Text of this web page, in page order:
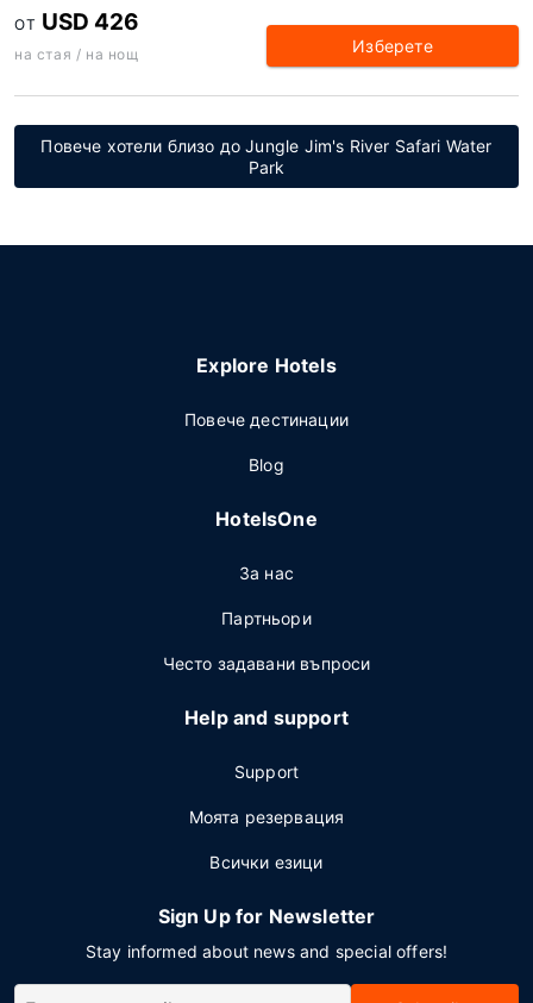
ОТ USD 426
на стая / на нощ Изберете
Повече хотели близо до Jungle Jim's River Safari Water
Park
Explore Hotels
Повече дестинации
Blog
HotelsOne
За нас
Партньори
Често задавани въпроси
Help and support
Support
Моята резервация
Всички езици
Sign Up for Newsletter
Stay informed about news and special offers!